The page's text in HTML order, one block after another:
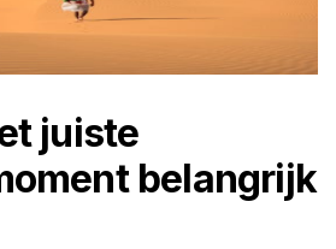
juiste
belangrijk